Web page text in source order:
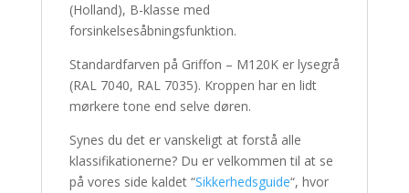
(Holland), B-klasse med
forsinkelsesåbningsfunktion.
Standardfarven på Griffon – M120K er lysegrå
(RAL 7040, RAL 7035). Kroppen har en lidt
mørkere tone end selve døren.
Synes du det er vanskeligt at forstå alle
klassifikationerne? Du er velkommen til at se
på vores side kaldet “Sikkerhedsguide“, hvor